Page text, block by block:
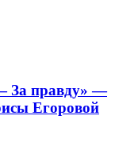
За правду» —
Егоровой